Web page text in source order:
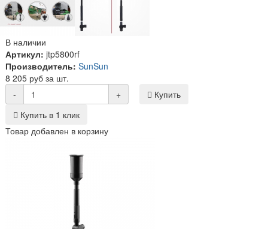
В наличии
Артикул: jtp5800rf
Производитель: SunSun
8 205 руб за шт.
-
+
Купить
Купить в 1 клик
Товар добавлен в корзину